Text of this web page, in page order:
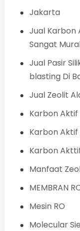
Jakarta
Jual Karbon
Sangat
Jual Pasir
blasting Di
Jual Zeolit
Karbon Aktif
Karbon Aktif
Karbon
Manfaat
MEMBRAN
Mesin RO
Molecular